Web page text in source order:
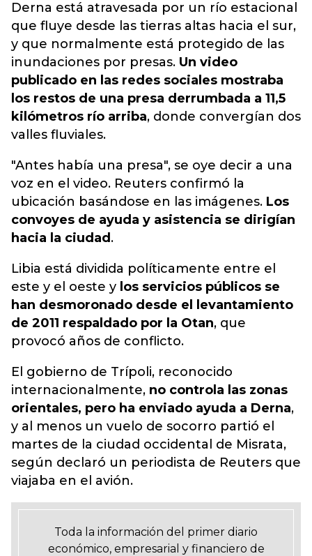
Derna está atravesada por un río estacional
que fluye desde las tierras altas hacia el sur,
y que normalmente está protegido de las
inundaciones por presas. Un video
publicado en las redes sociales mostraba
los restos de una presa derrumbada a 11,5
kilómetros río arriba, donde convergían dos
valles fluviales.
"Antes había una presa", se oye decir a una
voz en el video. Reuters confirmó la
ubicación basándose en las imágenes. Los
convoyes de ayuda y asistencia se dirigían
hacia la ciudad .
Libia está dividida políticamente entre el
este y el oeste y los servicios públicos se
han desmoronado desde el levantamiento
de 2011 respaldado por la Otan, que
provocó años de conflicto.
El gobierno de Trípoli, reconocido
internacionalmente, no controla las zonas
orientales, pero ha enviado ayuda a Derna,
y al menos un vuelo de socorro partió el
martes de la ciudad occidental de Misrata,
según declaró un periodista de Reuters que
viajaba en el avión.
Toda la información del primer diario
económico, empresarial y financiero de